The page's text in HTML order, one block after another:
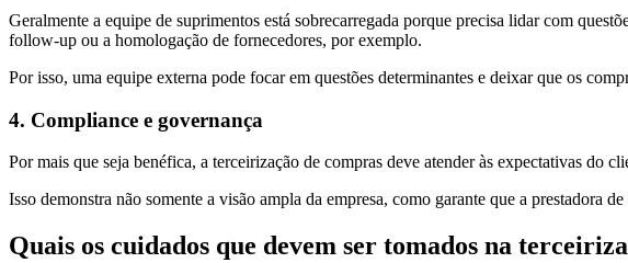
Geralmente a equipe de suprimentos está sobrecarregada porque precisa lidar com
follow-up ou a homologação de fornecedores, por exemplo.
Por isso, uma equipe externa pode focar em questões determinantes e deixar que os
4. Compliance e governança
Por mais que seja benéfica, a terceirização de compras deve atender às expectativas do
Isso demonstra não somente a visão ampla da empresa, como garante que a prestadora
Quais os cuidados que devem ser tomados na